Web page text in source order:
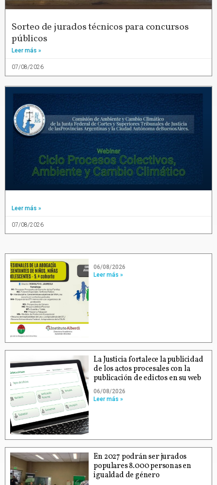
Sorteo de jurados técnicos para concursos
públicos
Leer más »
07/08/2026
Leer más »
07/08/2026
06/08/2026
Leer más »
La Justicia fortalece la publicidad
de los actos procesales con la
publicación de edictos en su web
06/08/2026
Leer más »
En 2027 podrán ser jurados
populares 8.000 personas en
igualdad de género